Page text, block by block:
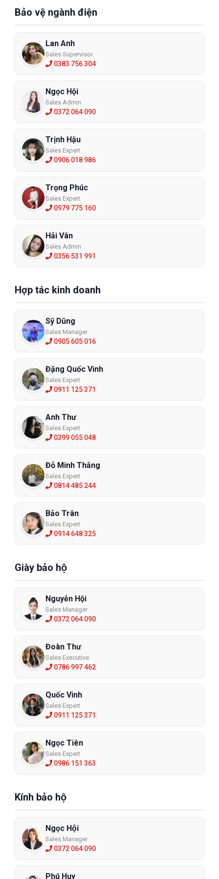
Bảo vệ ngành điện
Lan Anh
Sales Supervisor
0383 756 304
Ngọc Hội
Sales Admin
0372 064 090
Trịnh Hậu
Sales Expert
0906 018 986
Trọng Phúc
Sales Expert
0979 775 160
Hải Vân
Sales Admin
0356 531 991
Hợp tác kinh doanh
Sỹ Dũng
Sales Manager
0905 605 016
Đặng Quốc Vinh
Sales Expert
0911 125 371
Anh Thư
Sales Expert
0399 055 048
Đỗ Minh Thắng
Sales Expert
0814 485 244
Bảo Trân
Sales Expert
0914 648 325
Giày bảo hộ
Nguyễn Hội
Sales Manager
0372 064 090
Đoàn Thư
Sales Executive
0786 997 462
Quốc Vinh
Sales Expert
0911 125 371
Ngọc Tiên
Sales Expert
0986 151 363
Kính bảo hộ
Ngọc Hội
Sales Manager
0372 064 090
Phú Huy